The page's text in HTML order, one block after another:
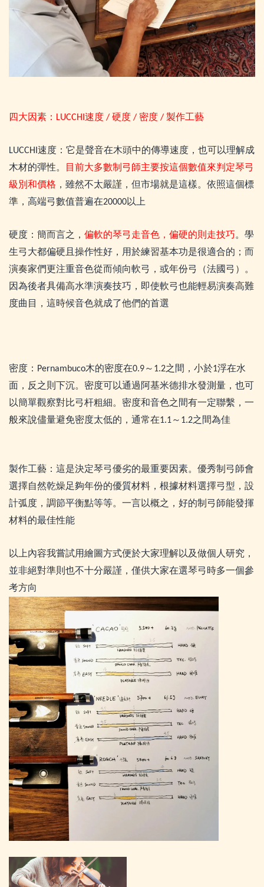
四大因素： LUCCHI 速度 / 硬度 / 密度 / 製作工藝
LUCCHI 速度：它是聲音在木頭中的傳導速度，也可以理解成
木材的彈性。
目前大多數制弓師主要按這個數值來判定琴弓
級別和價格 ，雖然不太嚴謹，但市場就是這樣。依照這個標
準，高端弓數值普遍在20000以上
硬度：簡而言之， 偏軟的琴弓走音色，偏硬的則走技巧。學
生弓大都偏硬且操作性好，用於練習基本功是很適合的；而
演奏家們更注重音色從而傾向軟弓，或年份弓（法國弓）。
因為後者具備高水準演奏技巧，即使軟弓也能輕易演奏高難
度曲目，這時候音色就成了他們的首選
密度： Pernambuco木的密度在0.9～ 1.2之間，小於1浮在水
面，反之則下沉。密度可以通過阿基米德排水發測量，也可
以簡單觀察對比弓杆粗細。密度和音色之間有一定聯繫，一
般來說儘量避免密度太低的，通常在1.1～ 1.2之間為佳
製作工藝：這是決定琴弓優劣的最重要因素。優秀制弓師會
選擇自然乾燥足夠年份的優質材料，根據材料選擇弓型，設
計弧度，調節平衡點等等。一言以概之，好的制弓師能發揮
材料的最佳性能
以上內容我嘗試用繪圖方式便於大家理解以及做個人研究，
並非絕對準則也不十分嚴謹，僅供大家在選琴弓時多一個參
考方向